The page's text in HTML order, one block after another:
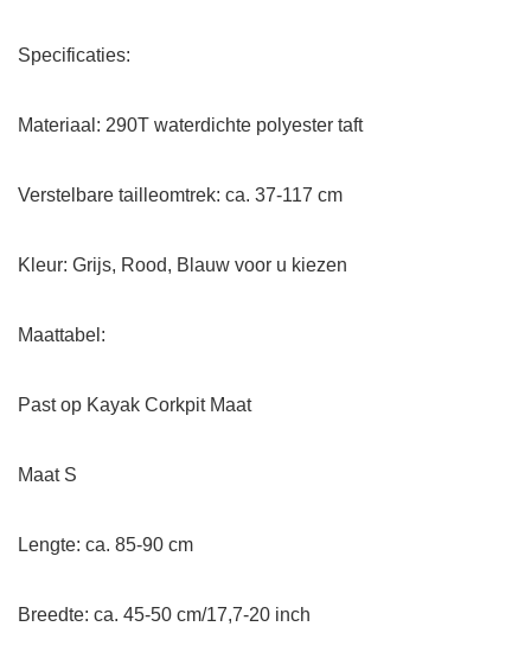
Specificaties:
Materiaal: 290T waterdichte polyester taft
Verstelbare tailleomtrek: ca. 37-117 cm
Kleur: Grijs, Rood, Blauw voor u kiezen
Maattabel:
Past op Kayak Corkpit Maat
Maat S
Lengte: ca. 85-90 cm
Breedte: ca. 45-50 cm/17,7-20 inch